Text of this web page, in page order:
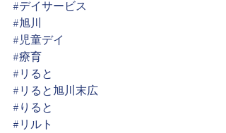
#デイサービス
#旭川
#児童デイ
#療育
#リると
#リると旭川末広
#りると
#リルト